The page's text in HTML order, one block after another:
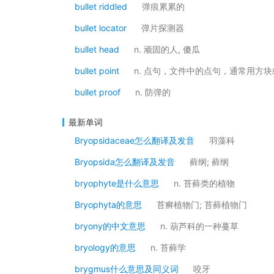
bullet riddled 弹痕累累的
bullet locator 弹片探测器
bullet head n. 顽固的人, 傻瓜
bullet point n. 点句，文件中的点句，通常用方块
bullet proof n. 防弹的
最新单词
Bryopsidaceae怎么翻译及发音
羽藻科
Bryopsida怎么翻译及发音 藓纲; 藓纲
bryophyte是什么意思 n. 苔藓类的植物
Bryophyta的意思 苔癣植物门; 苔藓植物门
bryony的中文意思 n. 葫芦科的一种蔓草
bryology的意思 n. 苔藓学
brygmus什么意思及同义词 咬牙